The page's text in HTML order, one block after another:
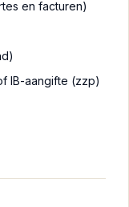
en facturen)
IB-aangifte (zzp)